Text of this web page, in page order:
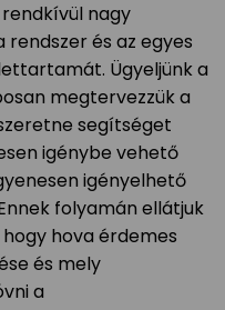
nagy
és az egyes
Ügyeljünk a
megtervezzük a
segítséget
igénybe vehető
igényelhető
folyamán ellátjuk
hova érdemes
és mely
a